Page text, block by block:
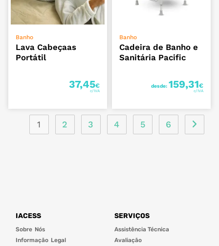
Banho
Lava Cabeçaas
Portátil
37,45€
Banho
Cadeira de Banho e
Sanitária Pacific
desde: 159,31€
1 2 3 4 5 6
IACESS
Sobre Nós
Informação Legal
SERVIÇOS
Assistência Técnica
Avaliação